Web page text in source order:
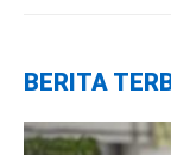
BERITA